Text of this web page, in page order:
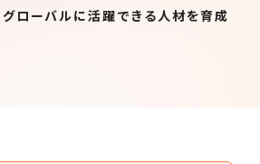
グローバルに活躍できる人材を育成